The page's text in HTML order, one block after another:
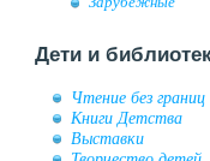
Дети и
Чтение без границ
Книги Детства
Выставки